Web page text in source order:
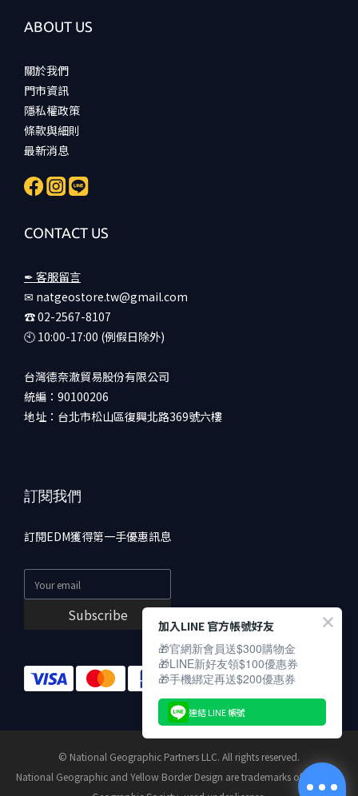
ABOUT US
關於我們
門市資訊
隱私權政策
條款與細則
最新消息
CONTACT US
✒ 客服留言
✉ natgeostore.tw@gmail.com
☎︎ 02-2567-8107
🕙︎ 10:00-17:00 (例假日除外)
台灣德奈澈貿易股份有限公司
統編：90100206
地址：台北市松山區復興北路369號六樓
訂閱我們
訂閱EDM獲得第一手優惠訊息
Subscribe
© National Geographic Partners LLC. All rights reserved.
National Geographic and Yellow Border Design are trademarks of National
加入LINE 官方帳號好友
🎁官網新會員送$300購物金
🎁LINE新好友領$100優惠券
🎁手機綁定再送$200優惠券
連結 LINE 帳號